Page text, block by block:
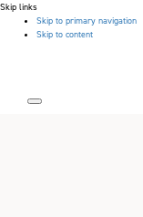
Skip links
Skip to primary navigation
Skip to content